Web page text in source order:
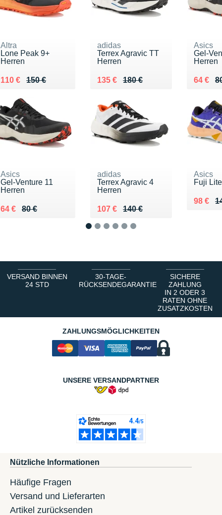
Altra
Lone Peak 9+
Herren
150 €
Au lieu de 150 €
110 €
Vendu 110 €
adidas
Terrex Agravic TT
Herren
180 €
Au lieu de 180 €
135 €
Vendu 135 €
Asics
Gel-
Herren
Au lieu
64 €
Vendu
Asics
Gel-Venture 11
Herren
80 €
Au lieu de 80 €
64 €
Vendu 64 €
adidas
Terrex Agravic 4
Herren
140 €
Au lieu de 140 €
107 €
Vendu 107 €
Asics
Fuji
Au lieu
98 €
Vendu
VERSAND BINNEN
24 STD
30-TAGE-
RÜCKSENDEGARANTIE
SICHERE
ZAHLUNG
IN 2 ODER 3
RATEN OHNE
ZUSATZKOSTEN
ZAHLUNGSMÖGLICHKEITEN
UNSERE VERSANDPARTNER
Nützliche Informationen
Häufige Fragen
Versand und Lieferarten
Artikel zurücksenden